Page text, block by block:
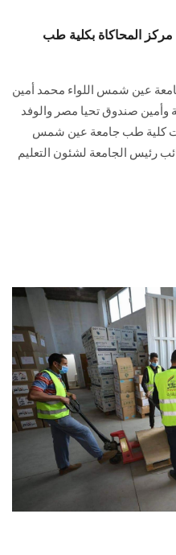
المحاكاة بكلية طب
عين شمس اللواء محمد أمين
صندوق تحيا مصر والوفد
كلية طب جامعة عين شمس
رئيس الجامعة لشئون التعليم